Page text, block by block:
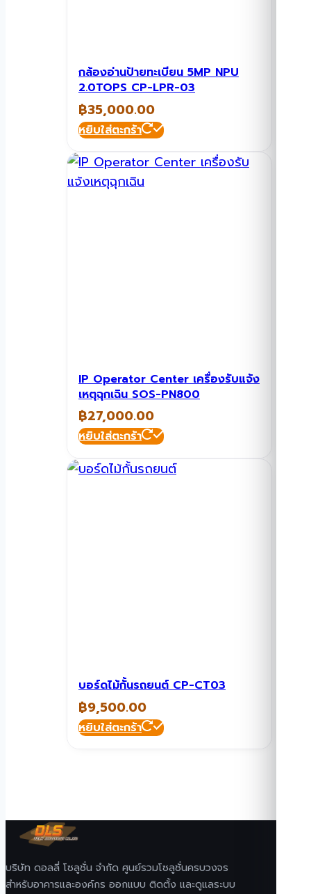
กล้องอ่านป้ายทะเบียน 5MP NPU
2.0TOPS CP-LPR-03
฿35,000.00
หยิบใส่ตะกร้า
IP Operator Center เครื่องรับแจ้ง
เหตุฉุกเฉิน SOS-PN800
฿27,000.00
หยิบใส่ตะกร้า
บอร์ดไม้กั้นรถยนต์ CP-CT03
฿9,500.00
หยิบใส่ตะกร้า
บริษัท ดอลลี่ โซลูชั่น จำกัด ศูนย์รวมโซลูชั่นครบวงจร
สำหรับอาคารและองค์กร ออกแบบ ติดตั้ง และดูแลระบบ